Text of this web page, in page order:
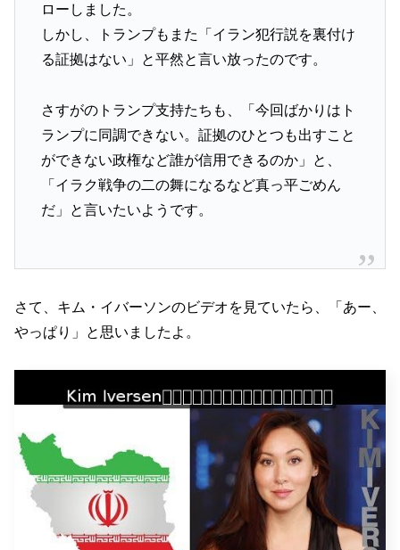
ローしました。
しかし、トランプもまた「イラン犯行説を裏付け
る証拠はない」と平然と言い放ったのです。
さすがのトランプ支持たちも、「今回ばかりはト
ランプに同調できない。証拠のひとつも出すこと
ができない政権など誰が信用できるのか」と、
「イラク戦争の二の舞になるなど真っ平ごめん
だ」と言いたいようです。
さて、キム・イバーソンのビデオを見ていたら、「あー、
やっぱり」と思いましたよ。